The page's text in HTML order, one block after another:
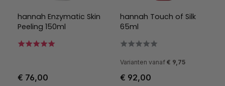
hannah Enzymatic Skin
Peeling 150ml
€ 76,00
hannah Touch of Silk
65ml
Varianten vanaf € 9,75
€ 92,00